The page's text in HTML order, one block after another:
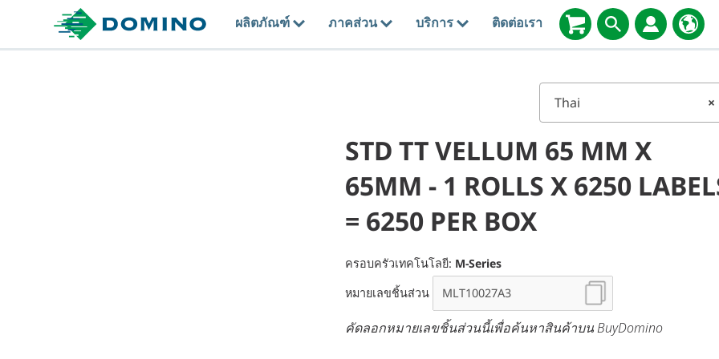
ผลิตภัณฑ์ ภาคส่วน บริการ ติดต่อเรา
×
Thai
STD TT VELLUM 65 MM X
65MM - 1 ROLLS X 6250
= 6250 PER BOX
ครอบครัวเทคโนโลยี: M-Series
หมายเลขชิ้นส่วน
คัดลอกหมายเลขชิ้นส่วนนี้เพื่อค้นหาสินค้าบน BuyDomino